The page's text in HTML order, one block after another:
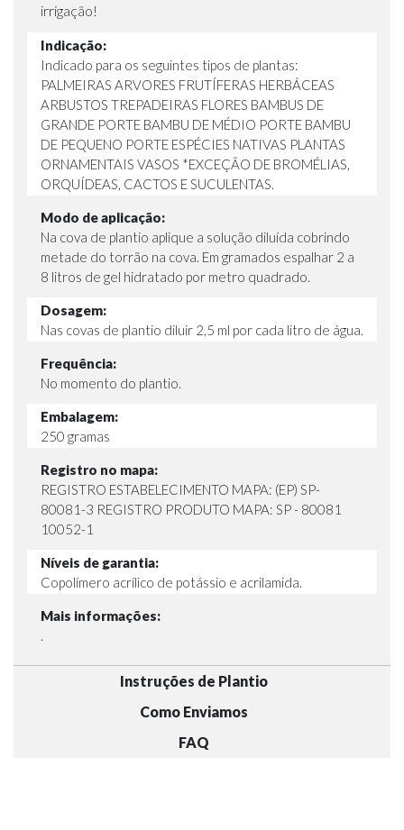
irrigação!
Indicação:
Indicado para os seguintes tipos de plantas:
PALMEIRAS ARVORES FRUTÍFERAS HERBÁCEAS
ARBUSTOS TREPADEIRAS FLORES BAMBUS DE
GRANDE PORTE BAMBU DE MÉDIO PORTE BAMBU
DE PEQUENO PORTE ESPÉCIES NATIVAS PLANTAS
ORNAMENTAIS VASOS *EXCEÇÃO DE BROMÉLIAS,
ORQUÍDEAS, CACTOS E SUCULENTAS.
Modo de aplicação:
Na cova de plantio aplique a solução diluída cobrindo
metade do torrão na cova. Em gramados espalhar 2 a
8 litros de gel hidratado por metro quadrado.
Dosagem:
Nas covas de plantio diluir 2,5 ml por cada litro de água.
Frequência:
No momento do plantio.
Embalagem:
250 gramas
Registro no mapa:
REGISTRO ESTABELECIMENTO MAPA: (EP) SP-
80081-3 REGISTRO PRODUTO MAPA: SP - 80081
10052-1
Níveis de garantia:
Copolímero acrílico de potássio e acrilamida.
Mais informações:
.
Instruções de Plantio
Como Enviamos
FAQ